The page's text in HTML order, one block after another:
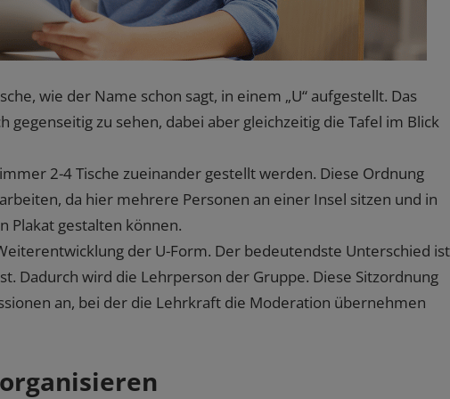
wie der Name schon sagt, in einem „U“ aufgestellt. Das
gegenseitig zu sehen, dabei aber gleichzeitig die Tafel im Blick
2-4 Tische zueinander gestellt werden. Diese Ordnung
da hier mehrere Personen an einer Insel sitzen und in
Plakat gestalten können.
der U-Form. Der bedeutendste Unterschied
Dadurch wird die Lehrperson der Gruppe. Diese Sitzordnung
an, bei der die Lehrkraft die Moderation übernehmen